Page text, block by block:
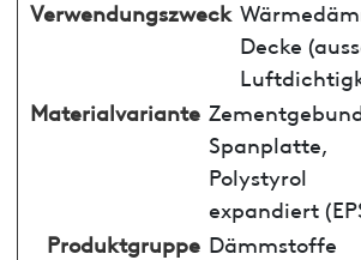
Verwendungszweck
Decke
Materialvariante
Spanplatte,
Polystyrol
expandiert
Produktgruppe Dämmstoffe